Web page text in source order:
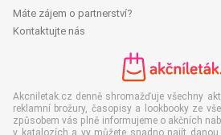
Máte zájem o partnerství?
Kontaktujte nás
Akcniletak.cz denně shromažďuje všechny
reklamní brožury, časopisy a lookbooky ze
způsobem vás plně informujeme o akčních
v katalozích a vy můžete snadno najít danou